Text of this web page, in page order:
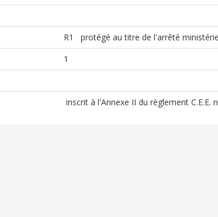
R1 protégé au titre de l'arrêté
1
inscrit à l'Annexe II du règlement